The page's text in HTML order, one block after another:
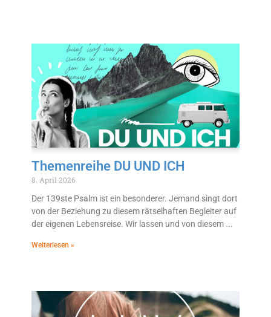
Themenreihe DU UND ICH
8. April 2026
Der 139ste Psalm ist ein besonderer. Jemand singt dort
von der Beziehung zu diesem rätselhaften Begleiter auf
der eigenen Lebensreise. Wir lassen und von diesem
Weiterlesen »